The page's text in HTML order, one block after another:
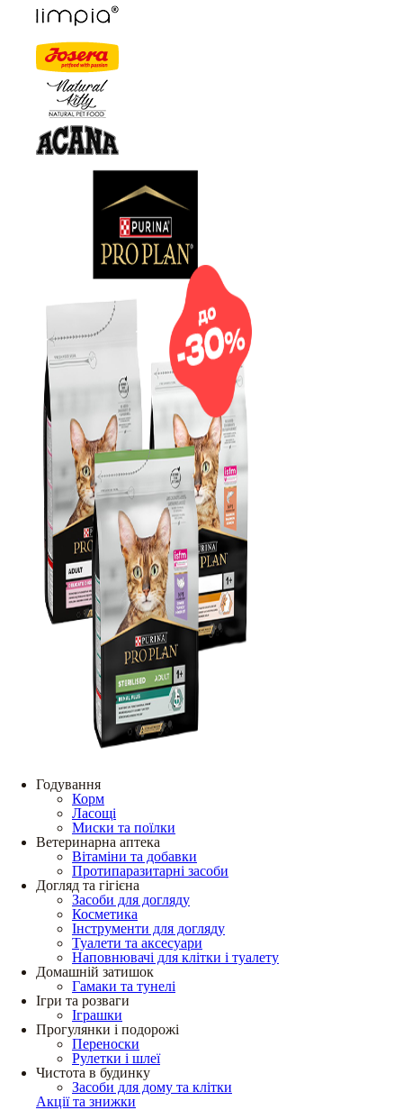
Годування
Корм
Ласощі
Миски та поїлки
Ветеринарна аптека
Вітаміни та добавки
Протипаразитарні засоби
Догляд та гігієна
Засоби для догляду
Косметика
Інструменти для догляду
Туалети та аксесуари
Наповнювачі для клітки і туалету
Домашній затишок
Гамаки та тунелі
Ігри та розваги
Іграшки
Прогулянки і подорожі
Переноски
Рулетки і шлеї
Чистота в будинку
Засоби для дому та клітки
Акції та знижки